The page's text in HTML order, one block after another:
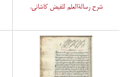
شرح رسالةالعلم للفیض کاشانی،